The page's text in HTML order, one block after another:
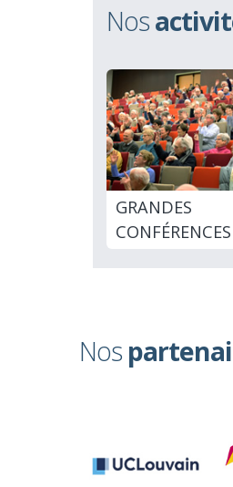
Nos
GRANDES
CONFÉRENCES
Nos